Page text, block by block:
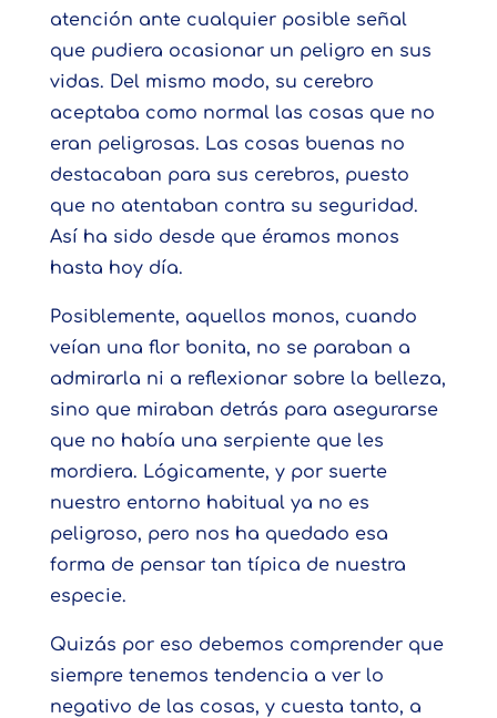
atención ante cualquier posible señal
que pudiera ocasionar un peligro en sus
vidas. Del mismo modo, su cerebro
aceptaba como normal las cosas que no
eran peligrosas. Las cosas buenas no
destacaban para sus cerebros, puesto
que no atentaban contra su seguridad.
Así ha sido desde que éramos monos
hasta hoy día.
Posiblemente, aquellos monos, cuando
veían una flor bonita, no se paraban a
admirarla ni a reflexionar sobre la belleza,
sino que miraban detrás para asegurarse
que no había una serpiente que les
mordiera. Lógicamente, y por suerte
nuestro entorno habitual ya no es
peligroso, pero nos ha quedado esa
forma de pensar tan típica de nuestra
especie.
Quizás por eso debemos comprender que
siempre tenemos tendencia a ver lo
negativo de las cosas, y cuesta tanto, a